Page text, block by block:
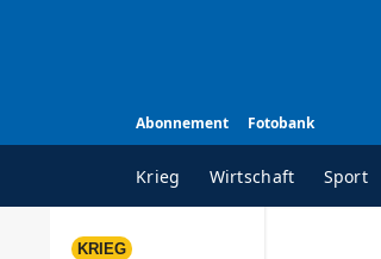
Abonnement Fotobank
Krieg Wirtschaft Sport
KRIEG